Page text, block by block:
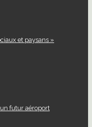
et paysans »
futur aéroport